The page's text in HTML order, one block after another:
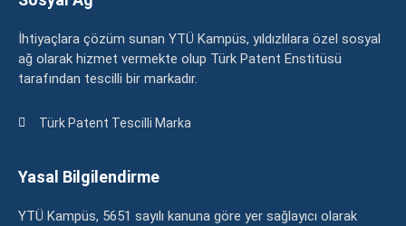
İhtiyaçlara çözüm sunan YTÜ Kampüs, yıldızlılara özel sosyal
ağ olarak hizmet vermekte olup Türk Patent Enstitüsü
tarafından tescilli bir markadır.
Türk Patent Tescilli Marka
Yasal Bilgilendirme
YTÜ Kampüs, 5651 sayılı kanuna göre yer sağlayıcı olarak